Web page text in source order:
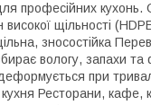
професійних
щільності
зносостійка
вологу, запахи
при
Ресторани, кафе,